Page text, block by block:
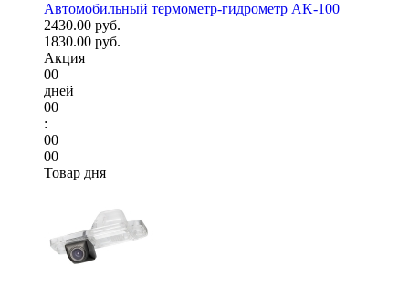
Автомобильный термометр-гидрометр AK-100
2430.00 руб.
1830.00 руб.
Акция
00
дней
00
:
00
00
Товар дня